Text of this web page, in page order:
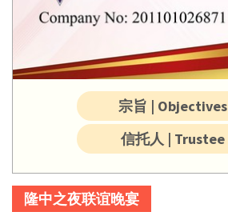
宗旨 | Objectives
信托人 | Trustee
隆中之夜联谊晚宴